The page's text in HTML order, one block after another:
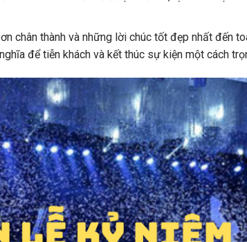
chân thành và những lời chúc tốt đẹp nhất đến
để tiễn khách và kết thúc sự kiện một cách